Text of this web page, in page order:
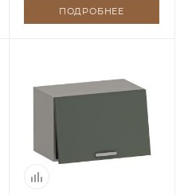
ПОДРОБНЕЕ